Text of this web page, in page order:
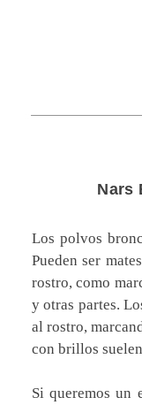
Nars
Los polvos
Pueden ser
rostro, como
y otras partes.
al rostro,
con brillos
Si queremos un